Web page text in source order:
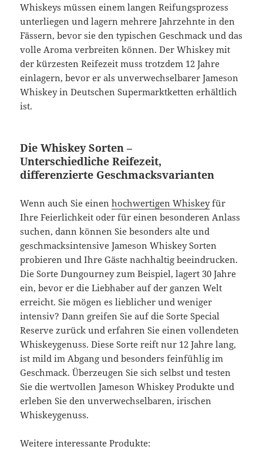
Whiskeys müssen einem langen Reifungsprozess
unterliegen und lagern mehrere Jahrzehnte in den
Fässern, bevor sie den typischen Geschmack und das
volle Aroma verbreiten können. Der Whiskey mit
der kürzesten Reifezeit muss trotzdem 12 Jahre
einlagern, bevor er als unverwechselbarer Jameson
Whiskey in Deutschen Supermarktketten erhältlich
ist.
Die Whiskey Sorten –
Unterschiedliche Reifezeit,
differenzierte Geschmacksvarianten
Wenn auch Sie einenhochwertigen Whiskeyfür
Ihre Feierlichkeit oder für einen besonderen Anlass
suchen, dann können Sie besonders alte und
geschmacksintensive Jameson Whiskey Sorten
probieren und Ihre Gäste nachhaltig beeindrucken.
Die Sorte Dungourney zum Beispiel, lagert 30 Jahre
ein, bevor er die Liebhaber auf der ganzen Welt
erreicht. Sie mögen es lieblicher und weniger
intensiv? Dann greifen Sie auf die Sorte Special
Reserve zurück und erfahren Sie einen vollendeten
Whiskeygenuss. Diese Sorte reift nur 12 Jahre lang,
ist mild im Abgang und besonders feinfühlig im
Geschmack. Überzeugen Sie sich selbst und testen
Sie die wertvollen Jameson Whiskey Produkte und
erleben Sie den unverwechselbaren, irischen
Whiskeygenuss.
Weitere interessante Produkte: